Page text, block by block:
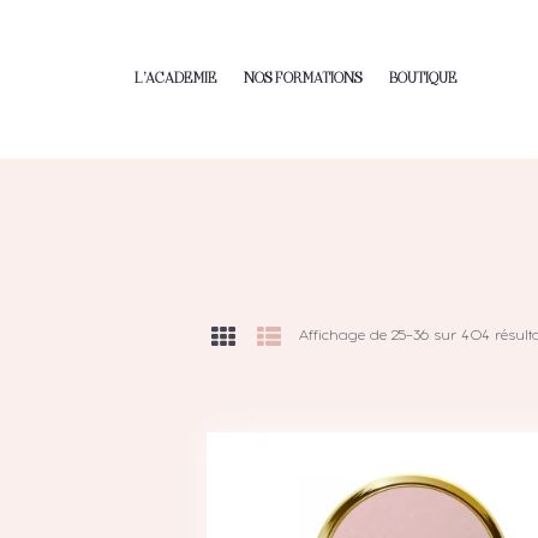
L’ACADEMIE NOS FORMATIONS BOUTIQUE
Affichage de 25–36 sur 404